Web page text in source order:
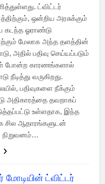
ட்விட்டர்
ஒன்றிய அரசுக்கும்
கடந்த ஓராண்டு
மேலாக அந்த தளத்தின்
அதில் பதிவு செய்யப்படும்
போன்ற காரணங்களால்
நீடித்து வருகிறது.
பதிவுகளை நீக்கும்
அதிகாரத்தை தவறாகப்
உள்ளதாக, இந்த
சில ஆதாரங்களுடன்
நிறுவனம்…
மோடியின் ட்விட்டர்